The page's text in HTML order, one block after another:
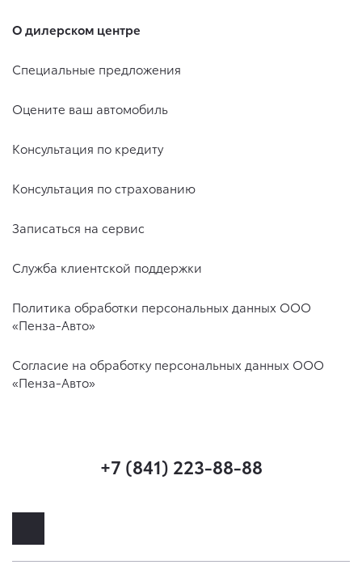
О дилерском центре
Специальные предложения
Оцените ваш автомобиль
Консультация по кредиту
Консультация по страхованию
Записаться на сервис
Служба клиентской поддержки
Политика обработки персональных данных ООО
«Пенза-Авто»
Согласие на обработку персональных данных ООО
«Пенза-Авто»
+7 (841) 223-88-88